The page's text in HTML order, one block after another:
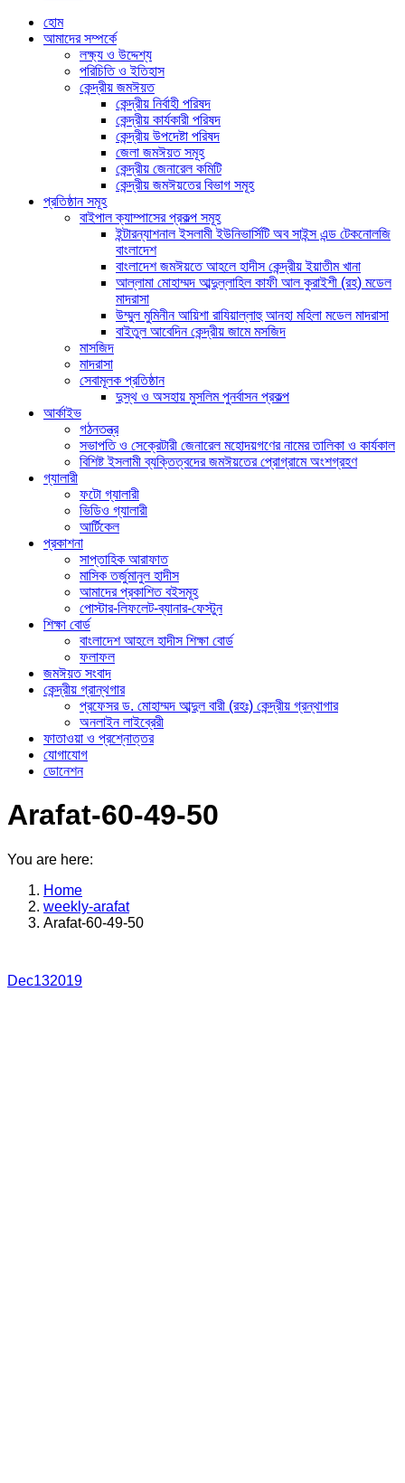
হোম
আমাদের সম্পর্কে
লক্ষ্য ও উদ্দেশ্য
পরিচিতি ও ইতিহাস
কেন্দ্রীয় জমঈয়ত
কেন্দ্রীয় নির্বাহী পরিষদ
কেন্দ্রীয় কার্যকারী পরিষদ
কেন্দ্রীয় উপদেষ্টা পরিষদ
জেলা জমঈয়ত সমূহ
কেন্দ্রীয় জেনারেল কমিটি
কেন্দ্রীয় জমঈয়তের বিভাগ সমূহ
প্রতিষ্ঠান সমূহ
বাইপাল ক্যাম্পাসের প্রকল্প সমূহ
ইন্টারন্যাশনাল ইসলামী ইউনিভার্সিটি অব সাইন্স এন্ড টেকনোলজি
বাংলাদেশ
বাংলাদেশ জমঈয়তে আহলে হাদীস কেন্দ্রীয় ইয়াতীম খানা
আল্লামা মোহাম্মদ আব্দুল্লাহিল কাফী আল কুরাইশী (রহ) মডেল
মাদরাসা
উম্মুল মুমিনীন আয়িশা রাযিয়াল্লাহু আনহা মহিলা মডেল মাদরাসা
বাইতুল আবেদিন কেন্দ্রীয় জামে মসজিদ
মাসজিদ
মাদরাসা
সেবামূলক প্রতিষ্ঠান
দুস্থ ও অসহায় মুসলিম পুনর্বাসন প্রকল্প
আর্কাইভ
গঠনতন্ত্র
সভাপতি ও সেক্রেটারী জেনারেল মহোদয়গণের নামের তালিকা ও কার্যকাল
বিশিষ্ট ইসলামী ব্যক্তিত্বদের জমঈয়তের প্রোগ্রামে অংশগ্রহণ
গ্যালারী
ফটো গ্যালারী
ভিডিও গ্যালারী
আর্টিকেল
প্রকাশনা
সাপ্তাহিক আরাফাত
মাসিক তর্জুমানুল হাদীস
আমাদের প্রকাশিত বইসমূহ
পোস্টার-লিফলেট-ব্যানার-ফেস্টুন
শিক্ষা বোর্ড
বাংলাদেশ আহলে হাদীস শিক্ষা বোর্ড
ফলাফল
জমঈয়ত সংবাদ
কেন্দ্রীয় গ্রান্থগার
প্রফেসর ড. মোহাম্মদ আব্দুল বারী (রহঃ) কেন্দ্রীয় গ্রন্থাগার
অনলাইন লাইব্রেরী
ফাতাওয়া ও প্রশ্নোত্তর
যোগাযোগ
ডোনেশন
Arafat-60-49-50
You are here:
Home
weekly-arafat
Arafat-60-49-50
Dec132019